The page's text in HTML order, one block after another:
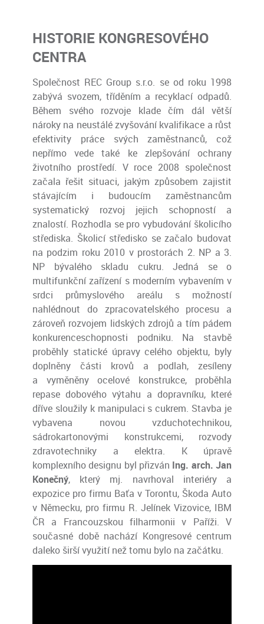
HISTORIE KONGRESOVÉHO
CENTRA
Společnost REC Group s.r.o. se od roku 1998
zabývá svozem, tříděním a recyklací odpadů.
Během svého rozvoje klade čím dál větší
nároky na neustálé zvyšování kvalifikace a růst
efektivity práce svých zaměstnanců, což
nepřímo vede také ke zlepšování ochrany
životního prostředí. V roce 2008 společnost
začala řešit situaci, jakým způsobem zajistit
stávajícím i budoucím zaměstnancům
systematický rozvoj jejich schopností a
znalostí. Rozhodla se pro vybudování školicího
střediska. Školicí středisko se začalo budovat
na podzim roku 2010 v prostorách 2. NP a 3.
NP bývalého skladu cukru. Jedná se o
multifunkční zařízení s moderním vybavením v
srdci průmyslového areálu s možností
nahlédnout do zpracovatelského procesu a
zároveň rozvojem lidských zdrojů a tím pádem
konkurenceschopnosti podniku. Na stavbě
proběhly statické úpravy celého objektu, byly
doplněny části krovů a podlah, zesíleny
a vyměněny ocelové konstrukce, proběhla
repase dobového výtahu a dopravníku, které
dříve sloužily k manipulaci s cukrem. Stavba je
vybavena novou vzduchotechnikou,
sádrokartonovými konstrukcemi, rozvody
zdravotechniky a elektra. K úpravě
komplexního designu byl přizván Ing. arch. Jan
Konečný, který mj. navrhoval interiéry a
expozice pro firmu Baťa v Torontu, Škoda Auto
v Německu, pro firmu R. Jelínek Vizovice, IBM
ČR a Francouzskou filharmonii v Paříži. V
současné době nachází Kongresové centrum
daleko širší využití než tomu bylo na začátku.